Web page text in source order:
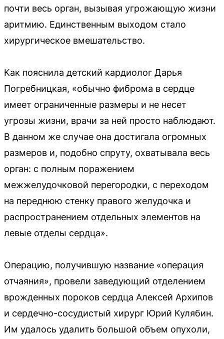
почти весь орган, вызывая угрожающую жизни
аритмию. Единственным выходом стало
хирургическое вмешательство.
Как пояснила детский кардиолог Дарья
Погребницкая, «обычно фиброма в сердце
имеет ограниченные размеры и не несет
угрозы жизни, врачи за ней просто наблюдают.
В данном же случае она достигала огромных
размеров и, подобно спруту, охватывала весь
орган: с полным поражением
межжелудочковой перегородки, с переходом
на переднюю стенку правого желудочка и
распространением отдельных элементов на
левые отделы сердца».
Операцию, получившую название «операция
отчаяния», провели заведующий отделением
врожденных пороков сердца Алексей Архипов
и сердечно-сосудистый хирург Юрий Кулябин.
Им удалось удалить большой объем опухоли,